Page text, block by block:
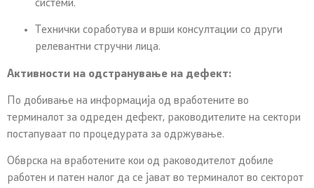
системи.
Технички соработува и врши консултации со други
релевантни стручни лица.
Активности на одстранување на дефект:
По добивање на информација од вработените во
терминалот за одреден дефект, раководителите на сектори
постапуваат по процедурата за одржување.
Обврска на вработените кои од раководителот добиле
работен и патен налог да се јават во терминалот во секторот